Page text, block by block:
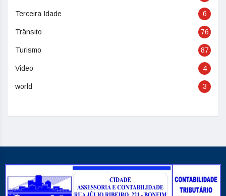
Terceira Idade 6
Trânsito 76
Turismo 87
Video 4
world 3